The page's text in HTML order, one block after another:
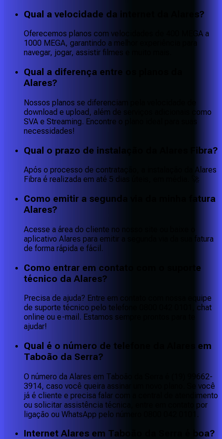
Qual a velocidade da internet da Alares?
Oferecemos planos com velocidades de 400 MEGA a
1000 MEGA, garantindo a melhor experiência para
navegar, jogar, assistir filmes e muito mais.
Qual a diferença entre os planos da
Alares?
Nossos planos se diferenciam pela velocidade de
download e upload, além de serviços adicionais como
SVA e Streaming. Encontre o plano ideal para suas
necessidades!
Qual o prazo de instalação da Alares Fibra?
Após o processo de contratação, a instalação da Alares
Fibra é realizada em até 5 dias úteis, em média. 🚀
Como emitir a segunda via da minha fatura
Alares?
Acesse a área do cliente no nosso site ou baixe o
aplicativo Alares para emitir a segunda via da sua fatura
de forma rápida e fácil.
Como entrar em contato com o suporte
técnico da Alares?
Precisa de ajuda? Entre em contato com nossa equipe
de suporte técnico pelo telefone 0800 042 0101, chat
online ou e-mail. Estamos sempre prontos para te
ajudar!
Qual é o número de telefone da Alares em
Taboão da Serra?
O número da Alares em Taboão da Serra é (19) 99662-
3914, caso você queira assinar um novo plano. Se você
já é cliente e precisa falar com a central de atendimento
ou solicitar assistência técnica, entre em contato por
ligação ou WhatsApp pelo número 0800 042 0101.
Internet Alares em Taboão da Serra é boa?